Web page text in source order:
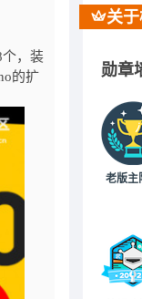
，装
的扩
关
勋章
老版主